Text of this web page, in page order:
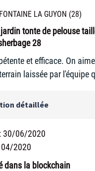
FONTAINE LA GUYON (28)
tonte de pelouse
28
et efficace. On
laissée par l'équipe
détaillée
30/06/2020
04/2020
dans la blockchain